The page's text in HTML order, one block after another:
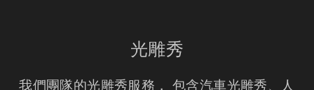
光雕秀
我們團隊的光雕秀服務， 包含汽車光雕秀、人